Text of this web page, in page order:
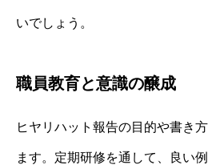
いでしょう。
職員教育と意識の醸成
ヒヤリハット報告の目的や書き
ます。定期研修を通して、良い